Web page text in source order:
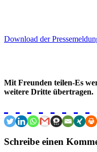
Download der
Mit Freunden teilen-Es
weitere Dritte übertragen.
Schreibe einen